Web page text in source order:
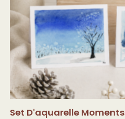
Set D'aquarelle